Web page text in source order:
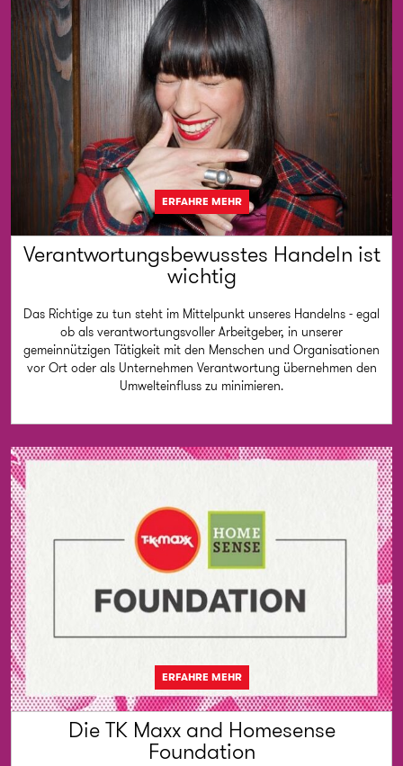
ERFAHRE MEHR
Verantwortungsbewusstes Handeln ist
wichtig
Das Richtige zu tun steht im Mittelpunkt unseres Handelns - egal
ob als verantwortungsvoller Arbeitgeber, in unserer
gemeinnützigen Tätigkeit mit den Menschen und Organisationen
vor Ort oder als Unternehmen Verantwortung übernehmen den
Umwelteinfluss zu minimieren.
ERFAHRE MEHR
Die TK Maxx and Homesense
Foundation